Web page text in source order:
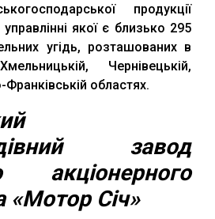
продукції
якої є близько 295
угідь, розташованих в
Чернівецькій,
Франківській областях.
завод
акціонерного
«Мотор Січ»